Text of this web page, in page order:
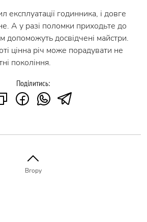
експлуатації годинника, і довге
А у разі поломки приходьте до
допоможуть досвідчені майстри.
цінна річ може порадувати не
покоління.
Поділитись:
Вгору